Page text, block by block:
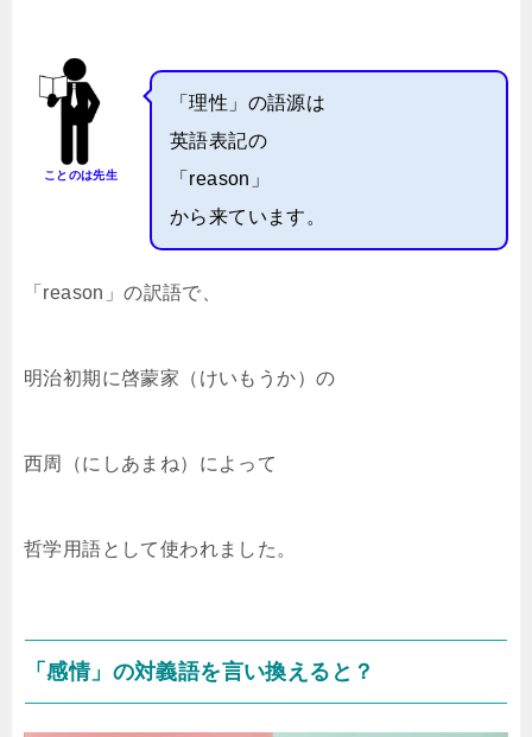
ことのは先生
「理性」の語源は
英語表記の
「reason」
から来ています。
「reason」の訳語で、
明治初期に啓蒙家（けいもうか）の
西周（にしあまね）によって
哲学用語として使われました。
「感情」の対義語を言い換えると？